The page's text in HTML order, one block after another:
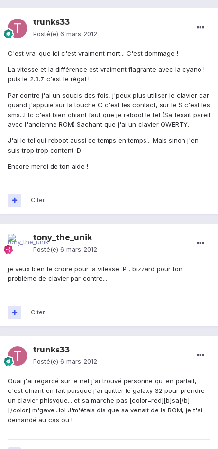
trunks33
Posté(e) 6 mars 2012
C'est vrai que ici c'est vraiment mort... C'est dommage !
La vitesse et la différence est vraiment flagrante avec la cyano !
puis le 2.3.7 c'est le régal !
Par contre j'ai un soucis des fois, j'peux plus utiliser le clavier car
quand j'appuie sur la touche C c'est les contact, sur le S c'est les
sms...Etc c'est bien chiant faut que je reboot le tel (Sa fesait pareil
avec l'ancienne ROM) Sachant que j'ai un clavier QWERTY.
J'ai le tel qui reboot aussi de temps en temps... Mais sinon j'en
suis trop trop content :D
Encore merci de ton aide !
Citer
tony_the_unik
Posté(e) 6 mars 2012
je veux bien te croire pour la vitesse :P , bizzard pour ton
problème de clavier par contre...
Citer
trunks33
Posté(e) 6 mars 2012
Ouai j'ai regardé sur le net j'ai trouvé personne qui en parlait,
c'est chiant en fait puisque j'ai quitter le galaxy S2 pour prendre
un clavier phisyque... et sa marche pas [color=red][b]sa[/b]
[/color] m'gave...lol J'm'étais dis que sa venait de la ROM, je t'ai
demandé au cas ou !